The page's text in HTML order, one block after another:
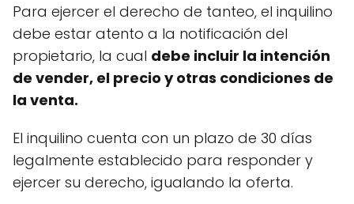
Para ejercer el derecho de tanteo, el inquilino
debe estar atento a la notificación del
propietario, la cual debe incluir la intención
de vender, el precio y otras condiciones de
la venta.
El inquilino cuenta con un plazo de 30 días
legalmente establecido para responder y
ejercer su derecho, igualando la oferta.